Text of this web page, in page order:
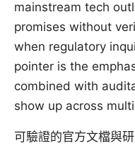
mainstream tech
promises without
when regulatory
pointer is the
combined with
show up across
可驗證的官方文檔與